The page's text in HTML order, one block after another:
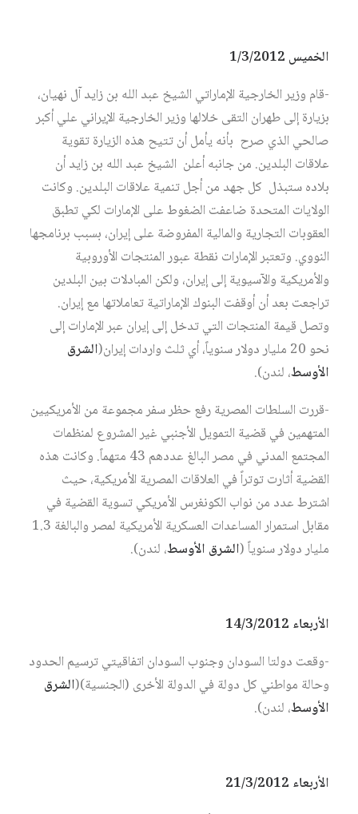
الخميس 1/3/2012
-قام وزير الخارجية الإماراتي الشيخ عبد الله بن زايد آل نهيان،
بزيارة إلى طهران التقى خلالها وزير الخارجية الإيراني علي أكبر
صالحي الذي صرح بأنه يأمل أن تتيح هذه الزيارة تقوية
علاقات البلدين. من جانبه أعلن الشيخ عبد الله بن زايد أن
بلاده ستبذل كل جهد من أجل تنمية علاقات البلدين. وكانت
الولايات المتحدة ضاعفت الضغوط على الإمارات لكي تطبق
العقوبات التجارية والمالية المفروضة على إيران، بسبب برنامجها
النووي. وتعتبر الإمارات نقطة عبور المنتجات الأوروبية
والأمريكية والآسيوية إلى إيران، ولكن المبادلات بين البلدين
تراجعت بعد أن أوقفت البنوك الإماراتية تعاملاتها مع إيران.
وتصل قيمة المنتجات التي تدخل إلى إيران عبر الإمارات إلى
نحو 20 مليار دولار سنوياً، أي ثلث واردات إيران(
الشرق
الأوسط، لندن).
-قررت السلطات المصرية رفع حظر سفر مجموعة من الأمريكيين
المتهمين في قضية التمويل الأجنبي غير المشروع لمنظمات
المجتمع المدني في مصر البالغ عددهم 43 متهماً. وكانت هذه
القضية أثارت توتراً في العلاقات المصرية الأمريكية، حيث
اشترط عدد من نواب الكونغرس الأمريكي تسوية القضية في
مليار دولار سنوياً (الشرق الأوسط، لندن).
الأربعاء 14/3/2012
-وقعت دولتا السودان وجنوب السودان اتفاقيتي ترسيم الحدود
وحالة مواطني كل دولة في الدولة الأخرى (الجنسية)(الشرق
الأوسط، لندن).
الأربعاء 21/3/2012